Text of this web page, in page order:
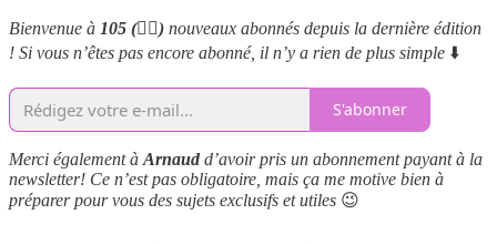
Bienvenue à 105 (❤️‍🔥) nouveaux abonnés depuis la dernière édition
! Si vous n’êtes pas encore abonné, il n’y a rien de plus simple ⬇️
S'abonner
Merci également à Arnaud d’avoir pris un abonnement payant à la
newsletter! Ce n’est pas obligatoire, mais ça me motive bien à
préparer pour vous des sujets exclusifs et utiles 😉